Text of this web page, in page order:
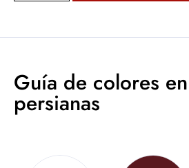
Guía de colores
persianas